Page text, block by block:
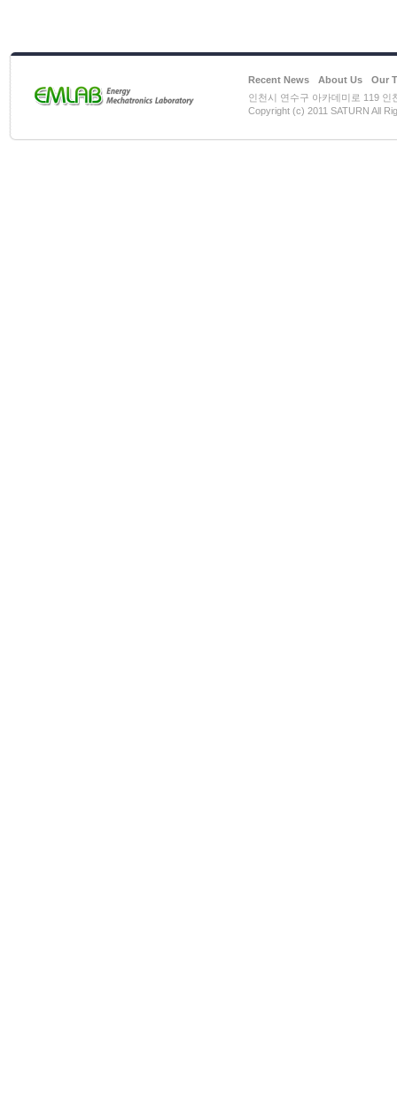
Recent News About Us
Our
인천시 연수구 아카데미로 119 인
Copyright (c) 2011 SATURN All